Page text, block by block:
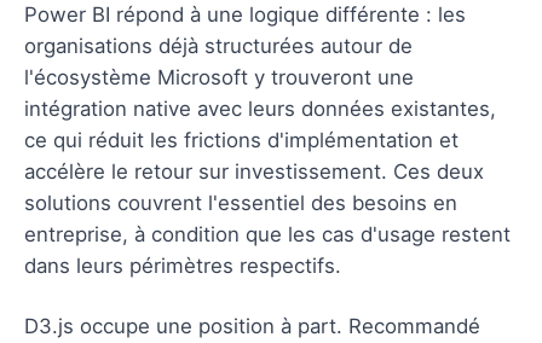
Power BI répond à une logique différente : les
organisations déjà structurées autour de
l'écosystème Microsoft y trouveront une
intégration native avec leurs données existantes,
ce qui réduit les frictions d'implémentation et
accélère le retour sur investissement. Ces deux
solutions couvrent l'essentiel des besoins en
entreprise, à condition que les cas d'usage restent
dans leurs périmètres respectifs.
D3.js occupe une position à part. Recommandé